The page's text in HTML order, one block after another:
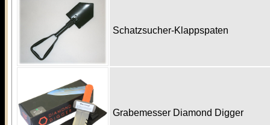
Schatzsucher-Klappspaten
Grabemesser Diamond Digger